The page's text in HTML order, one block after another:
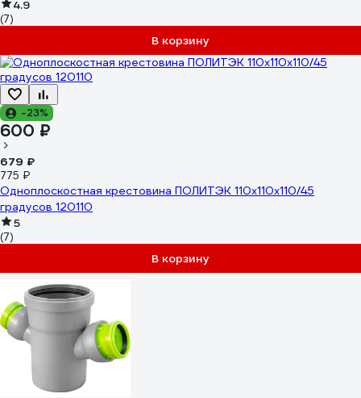
4.9
(7)
В корзину
-23%
600 ₽
679 ₽
775 ₽
Одноплоскостная крестовина ПОЛИТЭК 110x110x110/45
градусов 120110
5
(7)
В корзину